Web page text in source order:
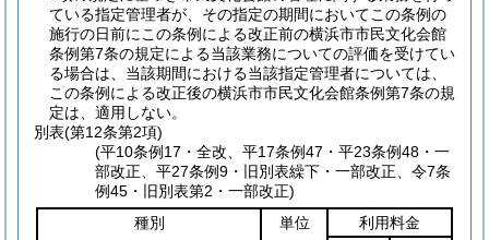
ている指定管理者が、その指定の期間においてこの条例の
施行の日前にこの条例による改正前の横浜市市民文化会館
条例第7条の規定による当該業務についての評価を受けてい
る場合は、当該期間における当該指定管理者については、
この条例による改正後の横浜市市民文化会館条例第7条の規
定は、適用しない。
別表(第12条第2項)
(平10条例17・全改、平17条例47・平23条例48・一
部改正、平27条例9・旧別表繰下・一部改正、令7条
例45・旧別表第2・一部改正)
種別
単位
利用料金